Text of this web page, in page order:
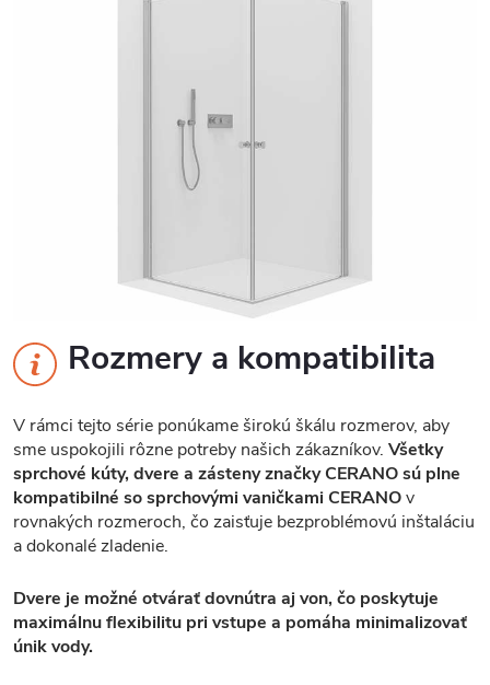
Rozmery a kompatibilita
V rámci tejto série ponúkame širokú škálu rozmerov, aby
sme uspokojili rôzne potreby našich zákazníkov. Všetky
sprchové kúty, dvere a zásteny značky CERANO sú plne
kompatibilné so sprchovými vaničkami CERANOv
rovnakých rozmeroch, čo zaisťuje bezproblémovú inštaláciu
a dokonalé zladenie.
Dvere je možné otvárať dovnútra aj von, čo poskytuje
maximálnu flexibilitu pri vstupe a pomáha minimalizovať
únik vody.